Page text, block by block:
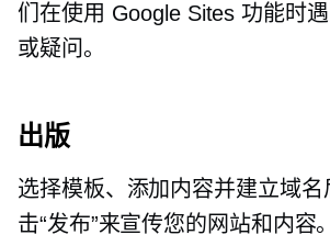
们在使用 Google Sites 功能时
或疑问。
出版
选择模板、添加内容并建立域名
击“发布”来宣传您的网站和内容